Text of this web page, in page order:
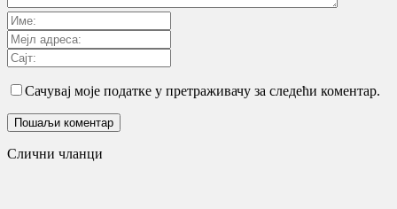
Сачувај моје податке у претраживачу за следећи коментар.
Слични чланци